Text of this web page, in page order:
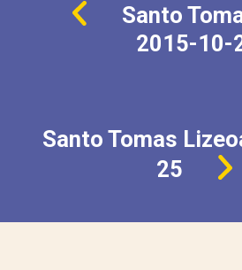
Santo
2015-10-
Santo Tomas
25